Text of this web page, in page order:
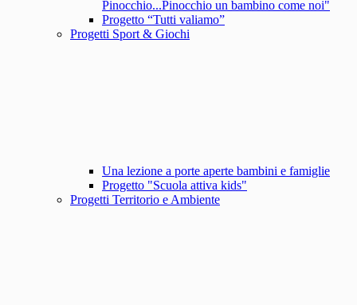
Pinocchio...Pinocchio un bambino come noi"
Progetto “Tutti valiamo”
Progetti Sport & Giochi
Una lezione a porte aperte bambini e famiglie
Progetto "Scuola attiva kids"
Progetti Territorio e Ambiente